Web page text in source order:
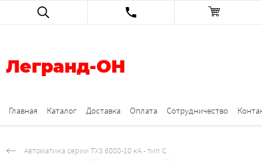
Легранд-ОН
Главная Каталог Доставка Оплата Сотрудничество
Автоматика серии TX3 6000-10 кА - тип C